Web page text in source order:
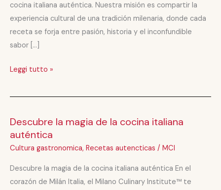
cocina italiana auténtica. Nuestra misión es compartir la
experiencia cultural de una tradición milenaria, donde cada
receta se forja entre pasión, historia y el inconfundible
sabor […]
Leggi tutto »
Descubre la magia de la cocina italiana
auténtica
Cultura gastronomica, Recetas autencticas / MCI
Descubre la magia de la cocina italiana auténtica En el
corazón de Milán Italia, el Milano Culinary Institute™ te
Descubre
la
magia